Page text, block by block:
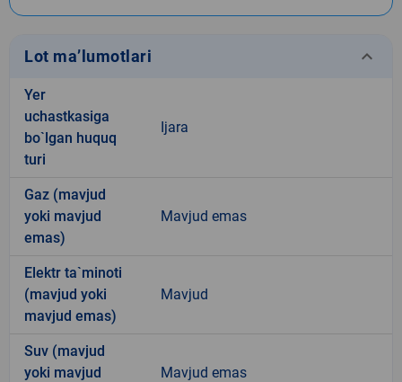
Lot ma’lumotlari keyboard_arrow_down
Yer
uchastkasiga
bo`lgan huquq
turi
Ijara
Gaz (mavjud
yoki mavjud
emas)
Mavjud emas
Elektr ta`minoti
(mavjud yoki
mavjud emas)
Mavjud
Suv (mavjud
yoki mavjud
Mavjud emas